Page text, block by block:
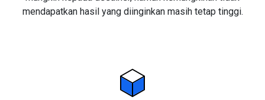
mendapatkan hasil yang diinginkan masih tetap tinggi.